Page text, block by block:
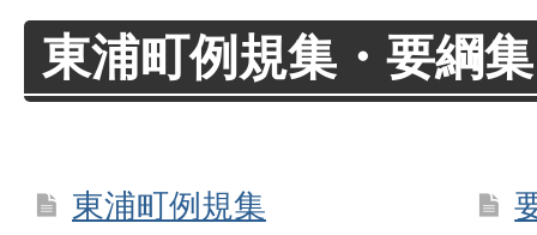
東浦町例規集・要綱集
東浦町例規集